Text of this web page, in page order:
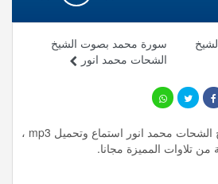
سورة محمد بصوت الشيخ
الشحات محمد انور
سورة الأعلى بصوت الشيخ الشحات محمد انور استماع وتحميل mp3 ،